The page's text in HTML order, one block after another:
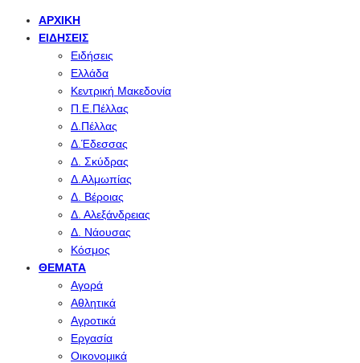
ΑΡΧΙΚΉ
ΕΙΔΉΣΕΙΣ
Ειδήσεις
Ελλάδα
Κεντρική Μακεδονία
Π.Ε.Πέλλας
Δ.Πέλλας
Δ.Έδεσσας
Δ. Σκύδρας
Δ.Αλμωπίας
Δ. Βέροιας
Δ. Αλεξάνδρειας
Δ. Νάουσας
Κόσμος
ΘΈΜΑΤΑ
Αγορά
Αθλητικά
Αγροτικά
Εργασία
Οικονομικά